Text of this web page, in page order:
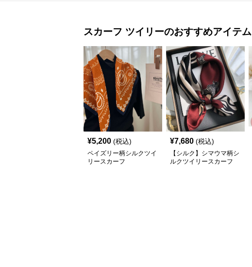
スカーフ ツイリーのおすすめアイテム
¥5,200 (税込)
ペイズリー柄シルクツイ
リースカーフ
¥7,680 (税込)
【シルク】シマウマ柄シ
ルクツイリースカーフ